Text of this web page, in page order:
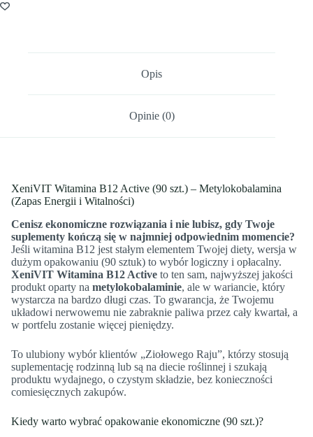
Opis
Opinie (0)
XeniVIT Witamina B12 Active (90 szt.) – Metylokobalamina
(Zapas Energii i Witalności)
Cenisz ekonomiczne rozwiązania i nie lubisz, gdy Twoje
suplementy kończą się w najmniej odpowiednim momencie?
Jeśli witamina B12 jest stałym elementem Twojej diety, wersja w
dużym opakowaniu (90 sztuk) to wybór logiczny i opłacalny.
XeniVIT Witamina B12 Active to ten sam, najwyższej jakości
produkt oparty na metylokobalaminie, ale w wariancie, który
wystarcza na bardzo długi czas. To gwarancja, że Twojemu
układowi nerwowemu nie zabraknie paliwa przez cały kwartał, a
w portfelu zostanie więcej pieniędzy.
To ulubiony wybór klientów „Ziołowego Raju”, którzy stosują
suplementację rodzinną lub są na diecie roślinnej i szukają
produktu wydajnego, o czystym składzie, bez konieczności
comiesięcznych zakupów.
Kiedy warto wybrać opakowanie ekonomiczne (90 szt.)?